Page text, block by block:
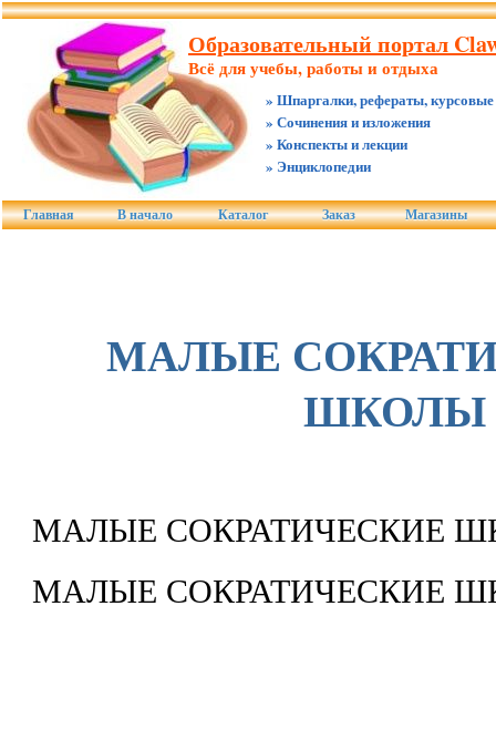
Образовательный портал
Всё для учебы, работы и отдыха
» Шпаргалки, рефераты, курсовые
» Сочинения и изложения
» Конспекты и лекции
» Энциклопедии
Главная В начало Каталог Заказ Магазины
МАЛЫЕ
ШКОЛЫ
МАЛЫЕ СОКРАТИЧЕСКИЕ
МАЛЫЕ СОКРАТИЧЕСКИЕ